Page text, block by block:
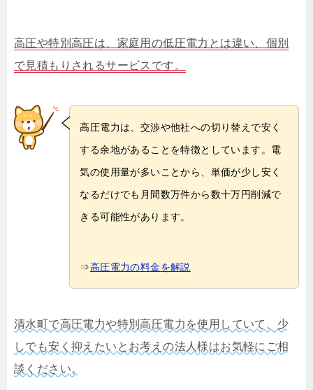
高圧や特別高圧は、家庭用の低圧電力とは違い、個別
で見積もりされるサービスです。
高圧電力は、交渉や他社への切り替えで安く
する余地があることを特徴としています。電
気の使用量が多いことから、単価が少し安く
なるだけでも月間数万件から数十万円削減で
きる可能性があります。
⇒高圧電力の料金を解説
清水町で高圧電力や特別高圧電力を使用していて、少
しでも安く抑えたいとお考えの法人様はお気軽にご相
談ください。